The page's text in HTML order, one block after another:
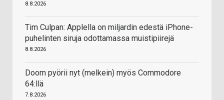
8.8.2026
Tim Culpan: Applella on miljardin edestä iPhone-
puhelinten siruja odottamassa muistipiirejä
8.8.2026
Doom pyörii nyt (melkein) myös Commodore
64:llä
7.8.2026